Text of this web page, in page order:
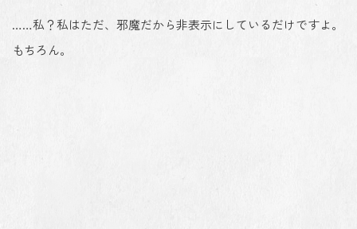
……私？私はただ、邪魔だから非表示にしているだけですよ。
もちろん。